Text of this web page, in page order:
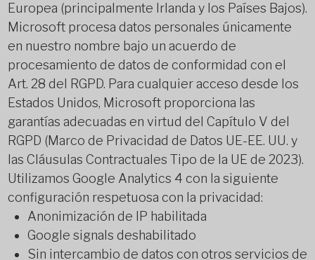
Europea (principalmente Irlanda y los Países Bajos).
Microsoft procesa datos personales únicamente
en nuestro nombre bajo un acuerdo de
procesamiento de datos de conformidad con el
Art. 28 del RGPD. Para cualquier acceso desde los
Estados Unidos, Microsoft proporciona las
garantías adecuadas en virtud del Capítulo V del
RGPD (Marco de Privacidad de Datos UE-EE. UU. y
las Cláusulas Contractuales Tipo de la UE de 2023).
Utilizamos Google Analytics 4 con la siguiente
configuración respetuosa con la privacidad:
Anonimización de IP habilitada
Google signals deshabilitado
Sin intercambio de datos con otros servicios de